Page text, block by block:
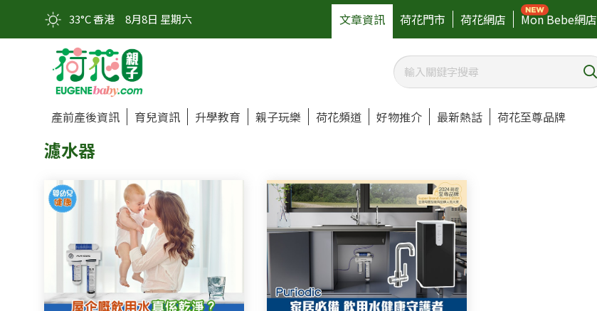
33°C 香港 8月8日 星期六 文章資訊 荷花門市 荷花網店 Mon Bebe網店
產前產後資訊 育兒資訊 升學教育 親子玩樂 荷花頻道 好物推介 最新熱話 荷花至尊品牌
濾水器